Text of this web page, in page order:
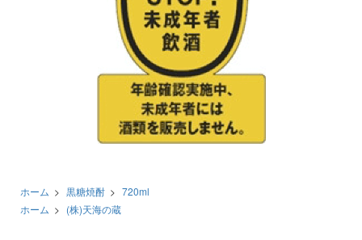
ホーム > 黒糖焼酎 > 720ml
ホーム > (株)天海の蔵